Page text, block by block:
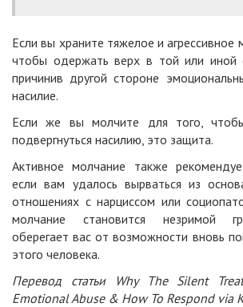
Если вы храните тяжелое и агрессивное
чтобы одержать верх в той или иной
причинив другой стороне
насилие.
Если же вы молчите для того,
подвергнуться насилию, это защита.
Активное молчание также
если вам удалось вырваться из
отношениях с нарциссом или
молчание становится незримой
оберегает вас от возможности вновь
этого человека.
Перевод статьи
Why The Silent
Emotional Abuse & How To Respondvia